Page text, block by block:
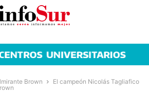
Brown
El campeón Nicolás Tagliafico